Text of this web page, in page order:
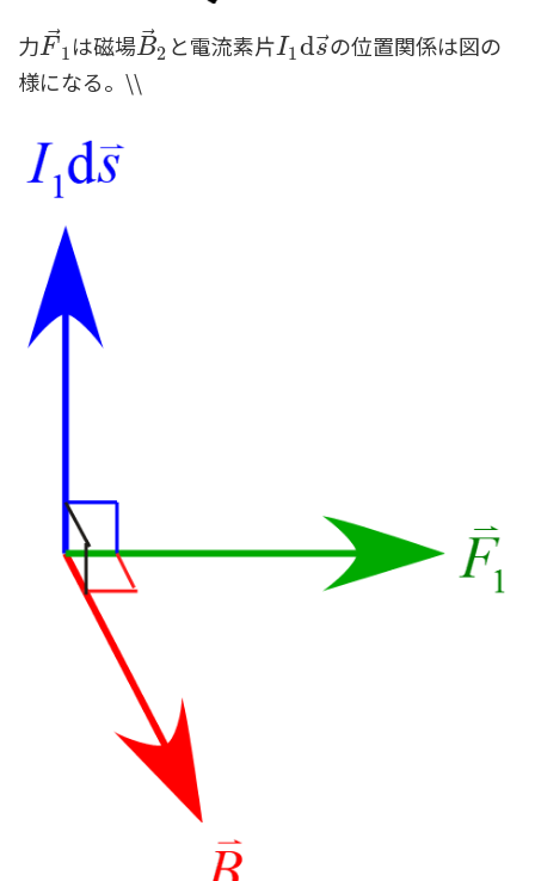
力F ⃗
1
F→ 1
は磁場B⃗2
B→2
と電流素片I1 ds⃗
I1ds→の位置関係は図の
様になる。\\